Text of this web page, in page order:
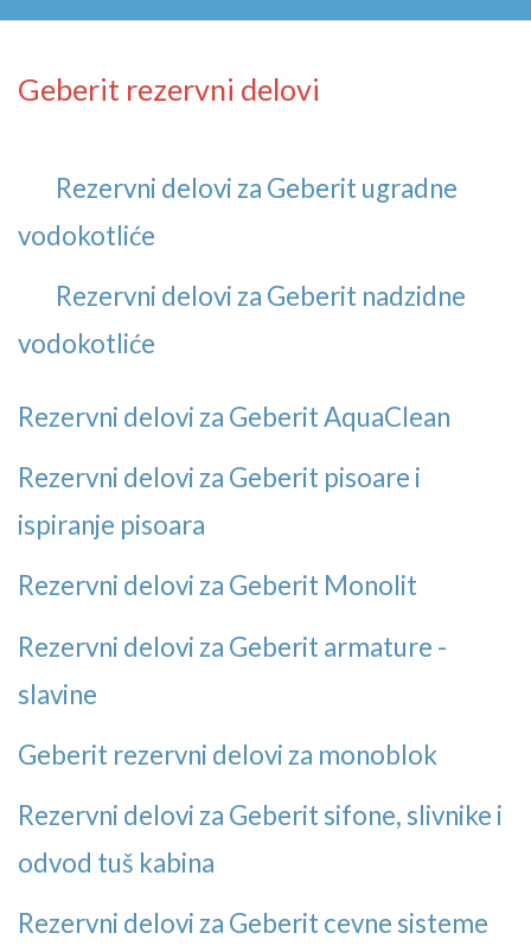
Geberit rezervni delovi
Rezervni delovi za Geberit ugradne
vodokotliće
Rezervni delovi za Geberit nadzidne
vodokotliće
Rezervni delovi za Geberit AquaClean
Rezervni delovi za Geberit pisoare i
ispiranje pisoara
Rezervni delovi za Geberit Monolit
Rezervni delovi za Geberit armature -
slavine
Geberit rezervni delovi za monoblok
Rezervni delovi za Geberit sifone, slivnike i
odvod tuš kabina
Rezervni delovi za Geberit cevne sisteme